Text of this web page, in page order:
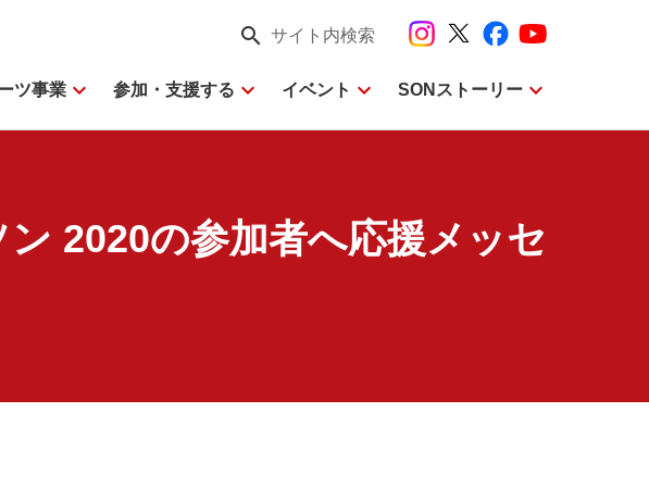
search サイト内検索
ツ事業 expand_more 参加・支援する expand_more イベント expand_more SONストーリー expand_more
2020の参加者へ応援メッセ